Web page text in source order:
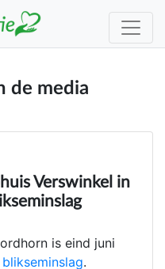
de media
Verswinkel in
is eind juni
.